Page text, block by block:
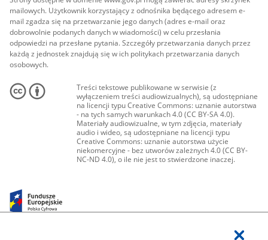
mailowych. Użytkownik korzystający z odnośnika będącego adresem e-
mail zgadza się na przetwarzanie jego danych (adres e-mail oraz
dobrowolnie podanych danych w wiadomości) w celu przesłania
odpowiedzi na przesłane pytania. Szczegóły przetwarzania danych przez
każdą z jednostek znajdują się w ich politykach przetwarzania danych
osobowych.
Treści tekstowe publikowane w serwisie (z
wyłączeniem treści audiowizualnych), są udostępniane
na licencji typu Creative Commons: uznanie autorstwa
- na tych samych warunkach 4.0 (CC BY-SA 4.0).
Materiały audiowizualne, w tym zdjęcia, materiały
audio i wideo, są udostępniane na licencji typu
Creative Commons: uznanie autorstwa użycie
niekomercyjne - bez utworów zależnych 4.0 (CC BY-
NC-ND 4.0), o ile nie jest to stwierdzone inaczej.